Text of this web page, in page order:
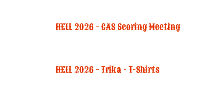
HELL 2026 - CAS Scoring Meeting
HELL 2026 - Trika - T-Shirts